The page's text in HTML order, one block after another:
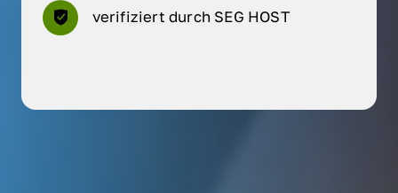
verifiziert durch SEG HOST